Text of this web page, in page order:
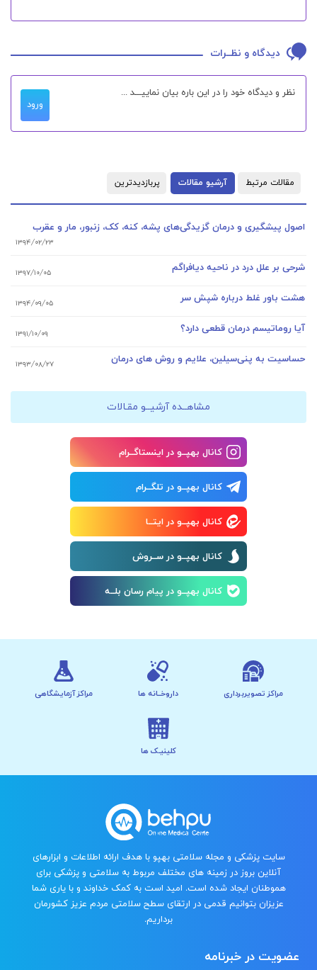
دیدگاه و نظــرات
ورود
مقالات مرتبط آرشیو مقالات پربازدیدترین
اصول پیشگیری و درمان گزیدگی‌های پشه، کنه، کک، زنبور، مار و عقرب
۱۳۹۴/۰۲/۲۳
شرحی بر علل درد در ناحیه دیافراگم ۱۳۹۷/۱۰/۰۵
هشت باور غلط درباره شپش سر ۱۳۹۴/۰۹/۰۵
آیا روماتیسم درمان قطعی دارد؟ ۱۳۹۱/۱۰/۰۹
حساسیت به پنی‌سیلین، علایم و روش های درمان ۱۳۹۳/۰۸/۲۷
مشاهــده آرشیــو مقـالات
کانال بهپــو در اینستاگــرام
کانال بهپــو در تلگــرام
کانال بهپــو در ایتــا
کانال بهپــو در ســروش
کانال بهپــو در پیام رسان بلــه
مراکز تصویربرداری داروخــانه ها مراکز آزمایشگاهی
کلینیـک ها
سایت پزشکی و مجله سلامتی بهپو با هدف ارائه اطلاعات و ابزارهای
آنلاین بروز در زمینه های مختلف مربوط به سلامتی و پزشکی برای
هموطنان ایجاد شده است. امید است به کمک خداوند و با یاری شما
عزیزان بتوانیم قدمی در ارتقای سطح سلامتی مردم عزیز کشورمان
برداریم.
عضویت در خبرنامه